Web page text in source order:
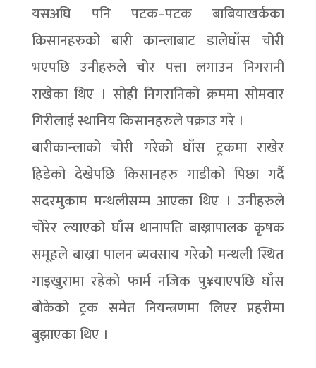
यसअघि पनि पटक–पटक बाबियाखर्कका
किसानहरुको बारी कान्लाबाट डालेघाँस चोरी
भएपछि उनीहरुले चोर पत्ता लगाउन निगरानी
राखेका थिए । सोही निगरानिको क्रममा सोमवार
गिरीलाई स्थानिय किसानहरुले पक्राउ गरे ।
बारीकान्लाको चोरी गरेको घाँस ट्रकमा राखेर
हिडेको देखेपछि किसानहरु गाडीको पिछा गर्दै
सदरमुकाम मन्थलीसम्म आएका थिए । उनीहरुले
चोेरेर ल्याएको घाँस थानापति बाख्रापालक कृषक
समूहले बाख्रा पालन ब्यवसाय गरेकोे मन्थली स्थित
गाइखुरामा रहेको फार्म नजिक पु¥याएपछि घाँस
बोकेको ट्रक समेत नियन्त्रणमा लिएर प्रहरीमा
बुझाएका थिए ।